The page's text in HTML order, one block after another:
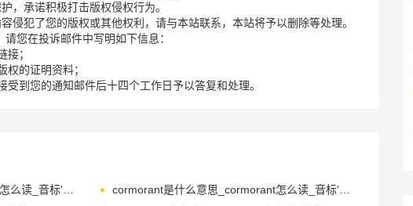
，承诺积极打击版权侵权行为。
侵犯了您的版权或其他权利，请与本站联系，本站将予以删除等处理。
您在投诉邮件中写明如下信息：
接；
权的证明资料；
受到您的通知邮件后十四个工作日予以答复和处理。